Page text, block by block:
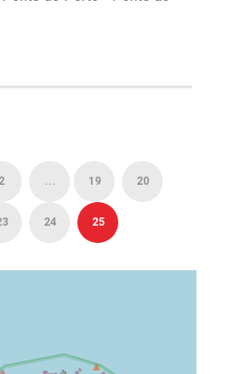
2 ... 19 20
24 25